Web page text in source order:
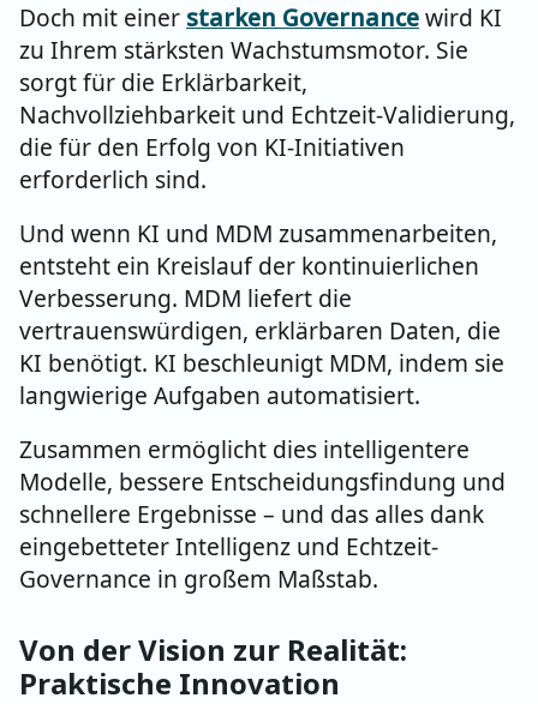
Doch mit einer starken Governancewird KI
zu Ihrem stärksten Wachstumsmotor. Sie
sorgt für die Erklärbarkeit,
Nachvollziehbarkeit und Echtzeit-Validierung,
die für den Erfolg von KI-Initiativen
erforderlich sind.
Und wenn KI und MDM zusammenarbeiten,
entsteht ein Kreislauf der kontinuierlichen
Verbesserung. MDM liefert die
vertrauenswürdigen, erklärbaren Daten, die
KI benötigt. KI beschleunigt MDM, indem sie
langwierige Aufgaben automatisiert.
Zusammen ermöglicht dies intelligentere
Modelle, bessere Entscheidungsfindung und
schnellere Ergebnisse – und das alles dank
eingebetteter Intelligenz und Echtzeit-
Governance in großem Maßstab.
Von der Vision zur Realität:
Praktische Innovation